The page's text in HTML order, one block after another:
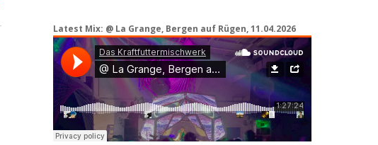
Latest Mix: @ La Grange, Bergen auf Rügen, 11.04.2026